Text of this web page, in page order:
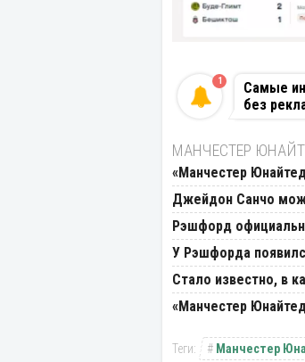
Самые
без
1
МАНЧЕСТЕР
«Манчестер
Джейдон Санчо
Рэшфорд
У Рэшфорда
Стало известно, в
«Манчестер
Манчестер